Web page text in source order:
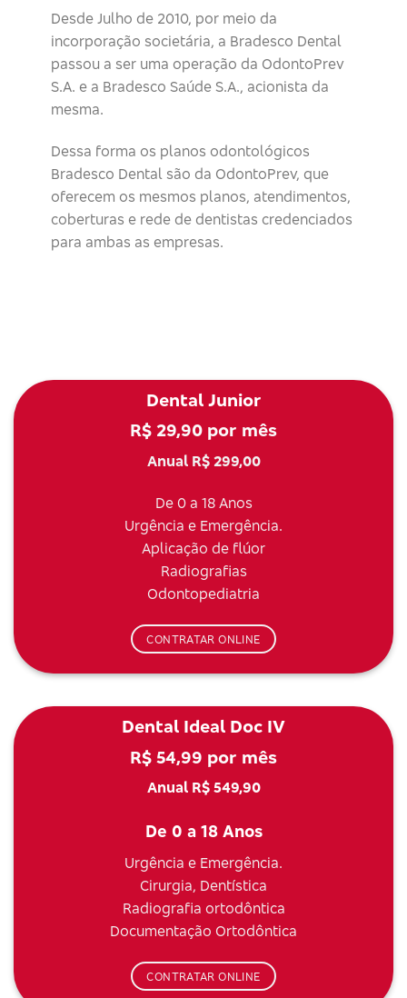
Desde Julho de 2010, por meio da
incorporação societária, a Bradesco Dental
passou a ser uma operação da OdontoPrev
S.A. e a Bradesco Saúde S.A., acionista da
mesma.
Dessa forma os planos odontológicos
Bradesco Dental são da OdontoPrev, que
oferecem os mesmos planos, atendimentos,
coberturas e rede de dentistas credenciados
para ambas as empresas.
Dental Junior
R$ 29,90 por mês
Anual R$ 299,00
De 0 a 18 Anos
Urgência e Emergência.
Aplicação de flúor
Radiografias
Odontopediatria
CONTRATAR ONLINE
Dental Ideal Doc IV
R$ 54,99 por mês
Anual R$ 549,90
De 0 a 18 Anos
Urgência e Emergência.
Cirurgia, Dentística
Radiografia ortodôntica
Documentação Ortodôntica
CONTRATAR ONLINE